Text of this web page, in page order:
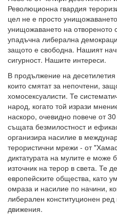
Революционна гвардия
цел не е просто
унищожаването на отвореното
упадъчна либерална
защото е свободна. Нашият
сигурност. Нашите интереси.
В продължение на
които смятат за непочтени,
хомосексуалисти. Те
народ, когато той изрази
наскоро, очевидно повече от
същата безмилостност и
организира насилие в
терористични мрежи - от
диктатурата на мулите е може
източник на терор в света. Те
европейските общества, като
омраза и насилие по начини,
либерален конституционен ред
движения.